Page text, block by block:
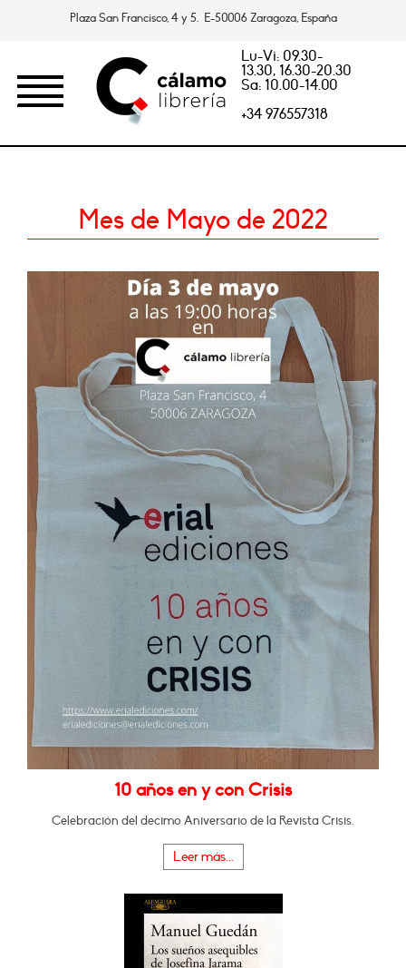
Plaza San Francisco, 4 y 5. E-50006 Zaragoza, España
Lu-Vi: 09.30-
13.30, 16.30-20.30
Sa: 10.00-14.00
+34 976557318
Mes de Mayo de 2022
10 años en y con Crisis
Celebración del decimo Aniversario de la Revista Crisis.
Leer más...